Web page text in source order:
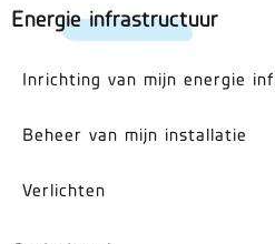
Energie infrastructuur
Inrichting van mijn energie
Beheer van mijn installatie
Verlichten